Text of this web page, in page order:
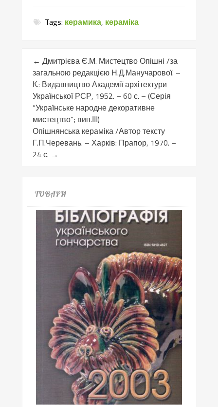
Tags: керамика, кераміка
← Дмитрієва Є.М. Мистецтво Опішні /за
загальною редакцією Н.Д.Манучарової. –
К.: Видавництво Академії архітектури
Української РСР, 1952. – 60 с. – (Серія
“Українське народне декоративне
мистецтво”; вип.ІІІ)
Опішнянська кераміка /Автор тексту
Г.П.Черевань. – Харків: Прапор, 1970. –
24 с. →
ТОВАРИ